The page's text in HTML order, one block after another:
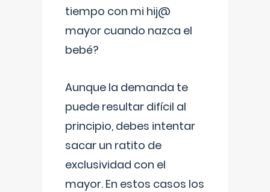
tiempo con mi hij@
mayor cuando nazca el
bebé?
Aunque la demanda te
puede resultar difícil al
principio, debes intentar
sacar un ratito de
exclusividad con el
mayor. En estos casos los